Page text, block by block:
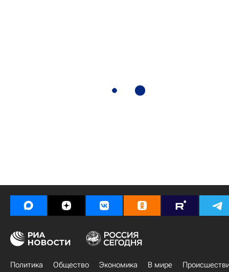
Политика Общество Экономика В мире